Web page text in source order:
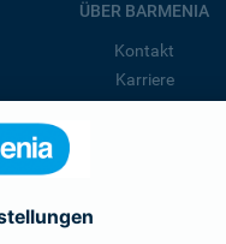
ÜBER BARMENIA
Kontakt
Karriere
Barmenia ist Teil der